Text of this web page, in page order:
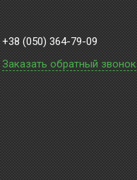
+38 (050) 364-79-09
Заказать обратный звонок